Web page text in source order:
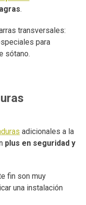
.
transversales:
para
sótano.
adicionales a la
plus en seguridad y
fin son muy
una instalación